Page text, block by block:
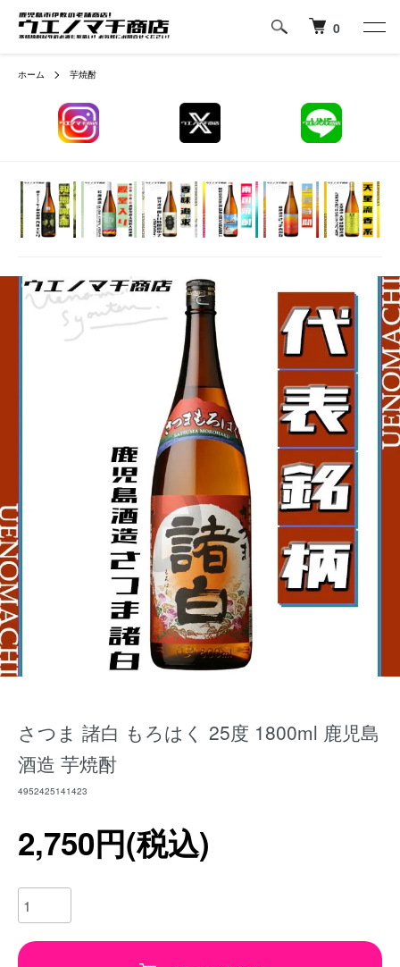
0
ホーム 芋焼酎
さつま 諸白 もろはく 25度 1800ml 鹿児島
酒造 芋焼酎
4952425141423
2,750円(税込)